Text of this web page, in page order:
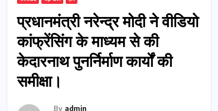
प्रधानमंत्री नरेन्द्र मोदी ने वीडियो
कांफ्रेंसिंग के माध्यम से की
केदारनाथ पुनर्निर्माण कार्यों की
समीक्षा।
By admin